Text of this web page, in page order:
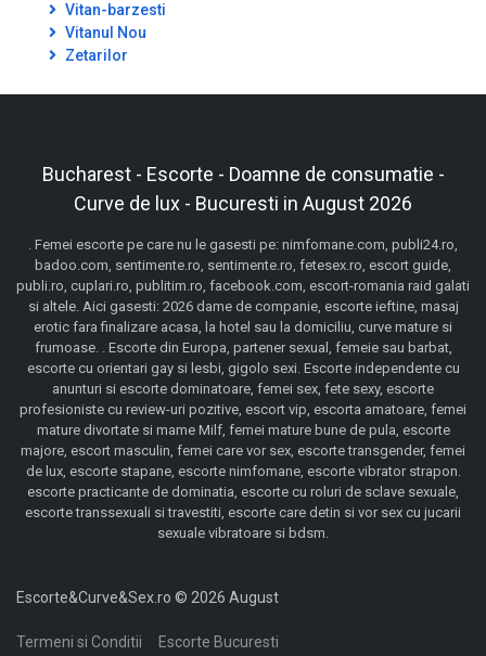
Vitan-barzesti
Vitanul Nou
Zetarilor
Bucharest - Escorte - Doamne de consumatie -
Curve de lux - Bucuresti in August 2026
. Femei escorte pe care nu le gasesti pe: nimfomane.com, publi24.ro,
badoo.com, sentimente.ro, sentimente.ro, fetesex.ro, escort guide,
publi.ro, cuplari.ro, publitim.ro, facebook.com, escort-romania raid galati
si altele. Aici gasesti: 2026 dame de companie, escorte ieftine, masaj
erotic fara finalizare acasa, la hotel sau la domiciliu, curve mature si
frumoase. . Escorte din Europa, partener sexual, femeie sau barbat,
escorte cu orientari gay si lesbi, gigolo sexi. Escorte independente cu
anunturi si escorte dominatoare, femei sex, fete sexy, escorte
profesioniste cu review-uri pozitive, escort vip, escorta amatoare, femei
mature divortate si mame Milf, femei mature bune de pula, escorte
majore, escort masculin, femei care vor sex, escorte transgender, femei
de lux, escorte stapane, escorte nimfomane, escorte vibrator strapon.
escorte practicante de dominatia, escorte cu roluri de sclave sexuale,
escorte transsexuali si travestiti, escorte care detin si vor sex cu jucarii
sexuale vibratoare si bdsm.
Escorte&Curve&Sex.ro © 2026 August
Termeni si Conditii Escorte Bucuresti